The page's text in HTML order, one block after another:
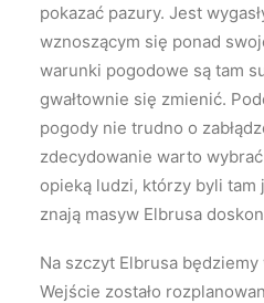
pokazać pazury. Jest
wznoszącym się ponad
warunki pogodowe są tam
gwałtownie się zmienić.
pogody nie trudno o
zdecydowanie warto
opieką ludzi, którzy byli tam
znają masyw Elbrusa
Na szczyt Elbrusa
Wejście zostało